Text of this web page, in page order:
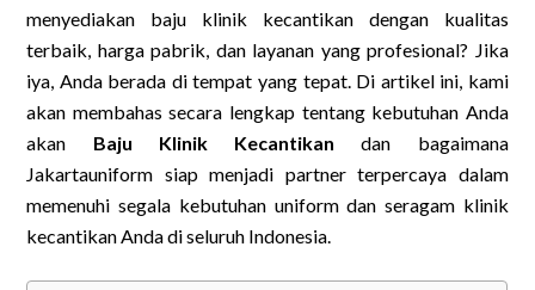
menyediakan baju klinik kecantikan dengan kualitas
terbaik, harga pabrik, dan layanan yang profesional? Jika
iya, Anda berada di tempat yang tepat. Di artikel ini, kami
akan membahas secara lengkap tentang kebutuhan Anda
akan Baju Klinik Kecantikan dan bagaimana
Jakartauniform siap menjadi partner terpercaya dalam
memenuhi segala kebutuhan uniform dan seragam klinik
kecantikan Anda di seluruh Indonesia.